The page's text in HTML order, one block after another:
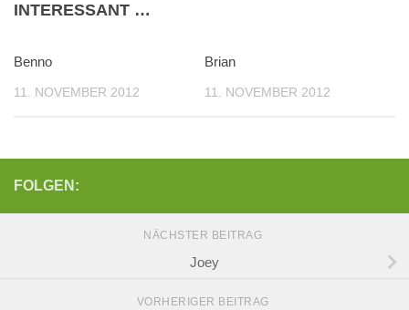
INTERESSANT …
Benno
11. NOVEMBER 2012
Brian
11. NOVEMBER 2012
FOLGEN:
NÄCHSTER BEITRAG
Joey
VORHERIGER BEITRAG